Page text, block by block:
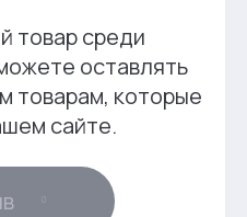
товар среди
оставлять
товарам, которые
сайте.